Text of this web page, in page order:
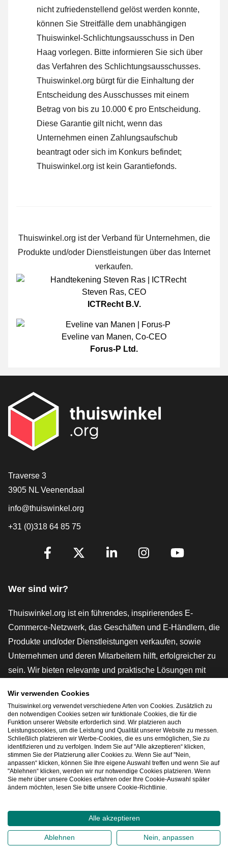
nicht zufriedenstellend gelöst werden konnte,
können Sie Streitfälle dem unabhängigen
Thuiswinkel-Schlichtungsausschuss in Den
Haag vorlegen. Bitte informieren Sie sich über
das Verfahren des Schlichtungsausschusses.
Thuiswinkel.org bürgt für die Einhaltung der
Entscheidung des Ausschusses mit einem
Betrag von bis zu 10.000 € pro Entscheidung.
Diese Garantie gilt nicht, wenn das
Unternehmen einen Zahlungsaufschub
beantragt oder sich im Konkurs befindet;
Thuiswinkel.org ist kein Garantiefonds.
Thuiswinkel.org ist der Verband für Unternehmen, die
Produkte und/oder Dienstleistungen über das Internet
verkaufen.
Steven Ras, CEO
ICTRecht B.V.
Eveline van Manen, Co-CEO
Forus-P Ltd.
[_General:Contact]
Traverse 3
3905 NL Veenendaal
info@thuiswinkel.org
+31 (0)318 64 85 75
[_General:SocialMediaTitle]
Wer sind wir?
Thuiswinkel.org ist ein führendes, inspirierendes E-
Commerce-Netzwerk, das Geschäften und E-Händlern, die
Produkte und/oder Dienstleistungen verkaufen, sowie
Unternehmen und deren Mitarbeitern hilft, erfolgreicher zu
sein. Wir bieten relevante und praktische Lösungen mit
rechtlichen Instrumenten und Beratung,
Interessenvertretung, Marktforschung und verfügen über
eine eigene Bildungsplattform, die Thuiswinkel e-
Academy.
Schnelles Navigieren
2026©Thuiswinkel.org
Datenschutzerklärung Cookie-Erklärung
Wir verwenden Cookies
Thuiswinkel.org verwendet verschiedene Arten von Cookies. Zusätzlich zu
den notwendigen Cookies setzen wir funktionale Cookies, die für die
Funktion unserer Website erforderlich sind. Wir platzieren auch
Leistungscookies, um die Leistung und Qualität unserer Website zu messen.
Schließlich platzieren wir Werbe-Cookies, die es uns ermöglichen, Sie zu
identifizieren und zu verfolgen. Indem Sie auf "Alle akzeptieren“ klicken,
stimmen Sie der Platzierung aller Cookies zu. Wenn Sie auf "Nein,
anpassen“ klicken, können Sie Ihre eigene Auswahl treffen und wenn Sie auf
"Ablehnen“ klicken, werden wir nur notwendige Cookies platzieren. Wenn
Sie mehr über unsere Cookies erfahren oder Ihre Cookie-Auswahl später
ändern möchten, lesen Sie bitte unsere Cookie-Richtlinie.
Alle akzeptieren
Ablehnen Nein, anpassen